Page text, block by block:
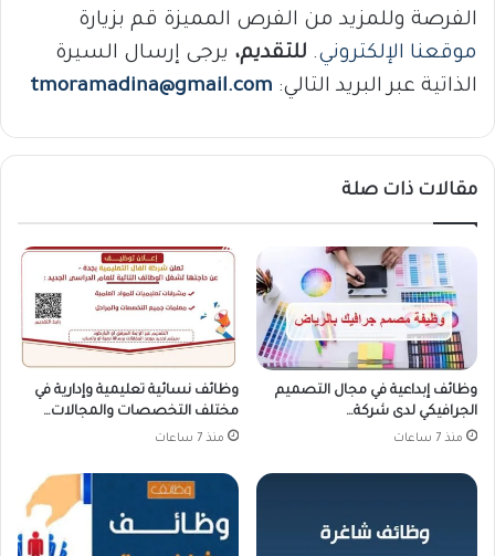
الفرصة وللمزيد من الفرص المميزة قم بزيارة
موقعنا الإلكتروني. للتقديم، يرجى إرسال السيرة
الذاتية عبر البريد التالي: tmoramadina@gmail.com
مقالات ذات صلة
وظائف إبداعية في مجال التصميم
الجرافيكي لدى شركة…
منذ 7 ساعات
وظائف نسائية تعليمية وإدارية في
مختلف التخصصات والمجالات…
منذ 7 ساعات